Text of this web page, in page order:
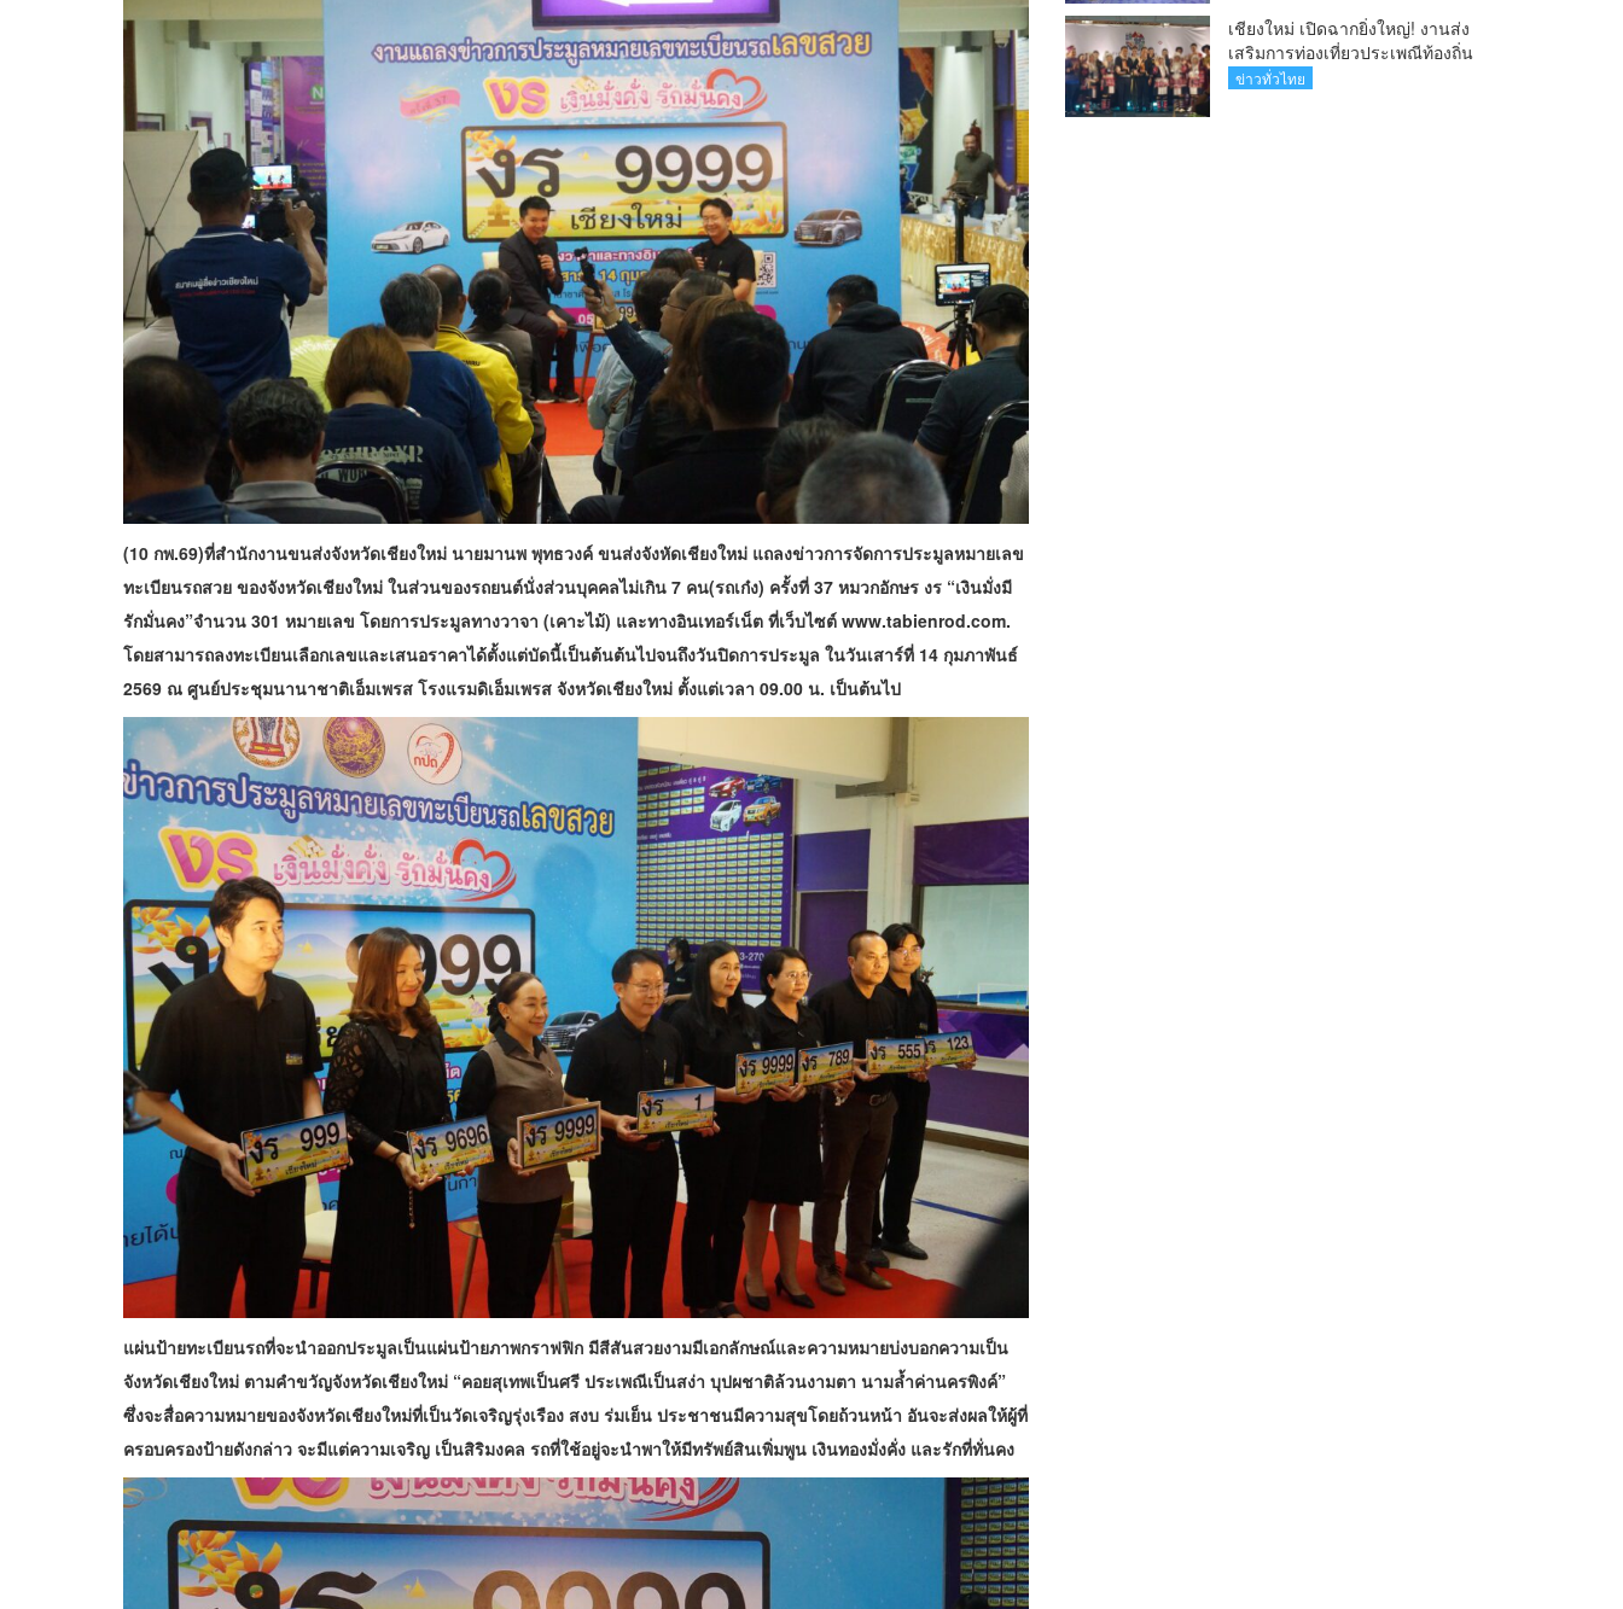
(10 กพ.69)ที่สำนักงานขนส่งจังหวัดเชียงใหม่ นายมานพ พุทธวงค์ ขนส่งจังหัดเชียงใหม่ แถลงข่าวการจัดการประมูลหมายเลข
ทะเบียนรถสวย ของจังหวัดเชียงใหม่ ในส่วนของรถยนต์นั่งส่วนบุคคลไม่เกิน 7 คน(รถเก๋ง) ครั้งที่ 37 หมวกอักษร งร “เงินมั่งมี
รักมั่นคง”จำนวน 301 หมายเลข โดยการประมูลทางวาจา (เคาะไม้) และทางอินเทอร์เน็ต ที่เว็บไซต์ www.tabienrod.com.
โดยสามารถลงทะเบียนเลือกเลขและเสนอราคาได้ตั้งแต่บัดนี้เป็นต้นต้นไปจนถึงวันปิดการประมูล ในวันเสาร์ที่ 14 กุมภาพันธ์
2569 ณ ศูนย์ประชุมนานาชาติเอ็มเพรส โรงแรมดิเอ็มเพรส จังหวัดเชียงใหม่ ตั้งแต่เวลา 09.00 น. เป็นต้นไป
แผ่นป้ายทะเบียนรถที่จะนำออกประมูลเป็นแผ่นป้ายภาพกราฟฟิก มีสีสันสวยงามมีเอกลักษณ์และความหมายบ่งบอกความเป็น
จังหวัดเชียงใหม่ ตามคำขวัญจังหวัดเชียงใหม่ “คอยสุเทพเป็นศรี ประเพณีเป็นสง่า บุปผชาติล้วนงามตา นามล้ำค่านครพิงค์”
ซึ่งจะสื่อความหมายของจังหวัดเชียงใหม่ที่เป็นวัดเจริญรุ่งเรือง สงบ ร่มเย็น ประชาชนมีความสุขโดยถ้วนหน้า อันจะส่งผลให้ผู้ที่
ครอบครองป้ายดังกล่าว จะมีแต่ความเจริญ เป็นสิริมงคล รถที่ใช้อยู่จะนำพาให้มีทรัพย์สินเพิ่มพูน เงินทองมั่งคั่ง และรักที่ทั่นคง
เชียงใหม่ เปิดฉากยิ่งใหญ่! งานส่ง
เสริมการท่องเที่ยวประเพณีท้องถิ่น
วิถีชาติพันธุ์ล้านนา(คลิป)
ข่าวทั่วไทย